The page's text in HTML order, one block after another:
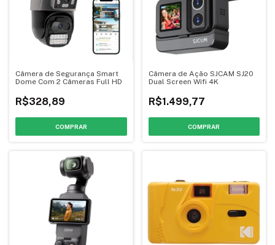
Câmera de Segurança Smart
Dome Com 2 Câmeras Full HD
R$328,89
Câmera de Ação SJCAM SJ20
Dual Screen Wifi 4K
R$1.499,77